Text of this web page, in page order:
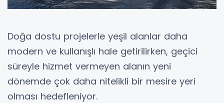
Doğa dostu projelerle yeşil alanlar daha
modern ve kullanışlı hale getirilirken, geçici
süreyle hizmet vermeyen alanın yeni
dönemde çok daha nitelikli bir mesire yeri
olması hedefleniyor.